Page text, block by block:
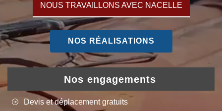
NOUS TRAVAILLONS AVEC NACELLE
NOS RÉALISATIONS
Nos engagements
Devis et déplacement gratuits